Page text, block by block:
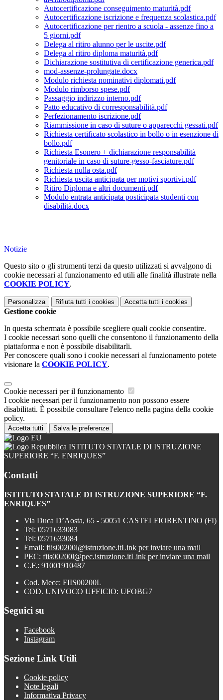
Autocertificazione conseguimento maturità.pdf
Autocertificazione iscrizione e frequenza scolastica.pdf
Autocertificazione per rientro a scuola - assenze fino a
5 giorni.pdf
Delega al ritiro alunno per le uscite.pdf
Delega al ritiro diploma maturità.pdf
Dichiarazione sostitutiva di certificazione generica.pdf
mod-assenze-prolungate.docx
Modulo richiesta nominativi diplomati.pdf
Modulo rimborso spese.pdf
Passaggio indirizzo interno.pdf
Patto educativo di corresponsabilità.pdf
Perfezionamento iscrizione.pdf
Riammissione in caso di suture o apparecchi gessati.pdf
Richiesta certificato scolastico in bollo o in esenzione di
bollo.pdf
Richiesta Esonero + dichiarazione responsabilità
genitoriale in caso di suture-gesso-fasciature.pdf
Richiesta nulla osta.pdf
Richiesta uscita anticipata per motivi sportivi.pdf
Ritiro Diploma e altri documenti.pdf
Modulo entrata anticipata posticipata studenti con
disabilità.docx
Notizie
Questo sito o gli strumenti terzi da questo utilizzati si avvalgono di
cookie necessari al funzionamento ed utili alle finalità illustrate nella
COOKIE POLICY.
Personalizza Rifiuta tutti i cookies Accetta tutti i cookies
Gestione cookie
In questa schermata è possibile scegliere quali cookie consentire.
I cookie necessari sono quelli che consentono il funzionamento della
piattaforma e non è possibile disabilitarli.
Per conoscere quali sono i cookie necessari al funzionamento potete
visionare la COOKIE POLICY.
Cookie necessari per il funzionamento
I cookie necessari per il funzionamento non possono essere
disabilitati. È possibile consultare l'elenco nella pagina della cookie
policy.
Accetta tutti Salva le preferenze
ISTITUTO STATALE DI ISTRUZIONE
SUPERIORE “F. ENRIQUES”
Contatti
ISTITUTO STATALE DI ISTRUZIONE SUPERIORE “F.
ENRIQUES”
Via Duca D’Aosta, 65 - 50051 CASTELFIORENTINO (FI)
Tel: 0571633083
Tel: 0571633084
Email: fiis00200l@istruzione.itLink per inviare una mail
PEC: fiis00200l@pec.istruzione.itLink per inviare una mail
C.F.: 91001910487
Cod. Mecc: FIIS00200L
COD. UNIVOCO UFFICIO: UFOBG7
Seguici su
Facebook
Instagram
Sezione Link Utili
Cookie policy
Note legali
Informativa Privacy